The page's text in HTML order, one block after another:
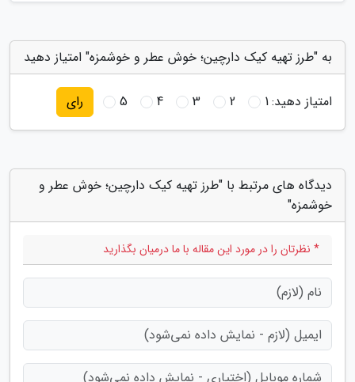
به "طرز تهیه کیک دارچین؛ خوش عطر و خوشمزه" امتیاز دهید
امتیاز دهید:1
2
3
4
5 رای
دیدگاه های مرتبط با "طرز تهیه کیک دارچین؛ خوش عطر و
خوشمزه"
* نظرتان را در مورد این مقاله با ما درمیان بگذارید